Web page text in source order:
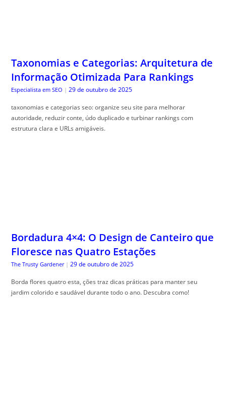
Taxonomias e Categorias: Arquitetura de
Informação Otimizada Para Rankings
Especialista em SEO | 29 de outubro de 2025
taxonomias e categorias seo: organize seu site para melhorar
autoridade, reduzir conte, údo duplicado e turbinar rankings com
estrutura clara e URLs amigáveis.
Bordadura 4×4: O Design de Canteiro que
Floresce nas Quatro Estações
The Trusty Gardener | 29 de outubro de 2025
Borda flores quatro esta, ções traz dicas práticas para manter seu
jardim colorido e saudável durante todo o ano. Descubra como!